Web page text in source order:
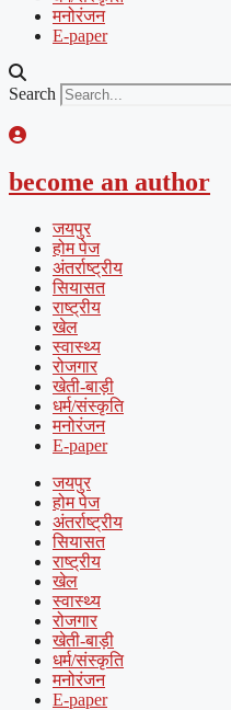
मनोरंजन
E-paper
Search
become an author
जयपुर
होम पेज
अंतर्राष्ट्रीय
सियासत
राष्ट्रीय
खेल
स्वास्थ्य
रोजगार
खेती-बाड़ी
धर्म/संस्कृति
मनोरंजन
E-paper
जयपुर
होम पेज
अंतर्राष्ट्रीय
सियासत
राष्ट्रीय
खेल
स्वास्थ्य
रोजगार
खेती-बाड़ी
धर्म/संस्कृति
मनोरंजन
E-paper